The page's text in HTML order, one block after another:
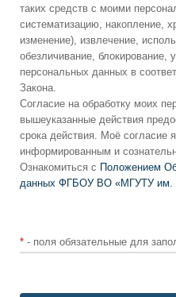
таких средств с моими
систематизацию, накопление,
изменение), извлечение,
обезличивание, блокирование,
персональных данных в
Закона.
Согласие на обработку моих
вышеуказанные действия
срока действия. Моё согласие
информированным и
Ознакомиться с Положением
данных ФГБОУ ВО «МГУТУ им.
* - поля обязательные для